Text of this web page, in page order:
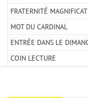
FRATERNITÉ
MOT DU CARDINAL
ENTRÉE DANS LE
COIN LECTURE